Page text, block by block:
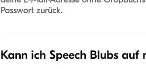
Passwort zurück.
Kann ich Speech Blubs auf